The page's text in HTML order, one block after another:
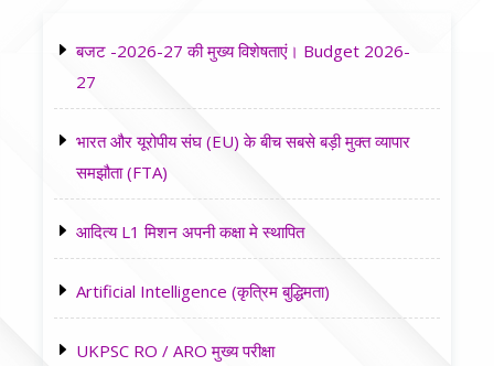
बजट -2026-27 की मुख्य विशेषताएं। Budget 2026-
27
भारत और यूरोपीय संघ (EU) के बीच सबसे बड़ी मुक्त व्यापार
समझौता (FTA)
आदित्य L1 मिशन अपनी कक्षा मे स्थापित
Artificial Intelligence (कृत्रिम बुद्धिमता)
UKPSC RO / ARO मुख्य परीक्षा